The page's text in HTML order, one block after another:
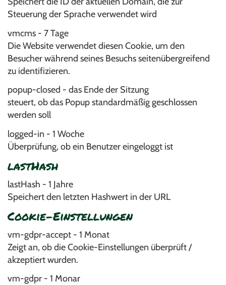
Steuerung der Sprache verwendet wird
vmcms - 7 Tage
Die Website verwendet diesen Cookie, um den
Besucher während seines Besuchs seitenübergreifend
zu identifizieren.
popup-closed - das Ende der Sitzung
steuert, ob das Popup standardmäßig geschlossen
werden soll
logged-in - 1 Woche
Überprüfung, ob ein Benutzer eingeloggt ist
lastHash
lastHash - 1 Jahre
Speichert den letzten Hashwert in der URL
Cookie-Einstellungen
vm-gdpr-accept - 1 Monat
Zeigt an, ob die Cookie-Einstellungen überprüft /
akzeptiert wurden.
vm-gdpr - 1 Monar